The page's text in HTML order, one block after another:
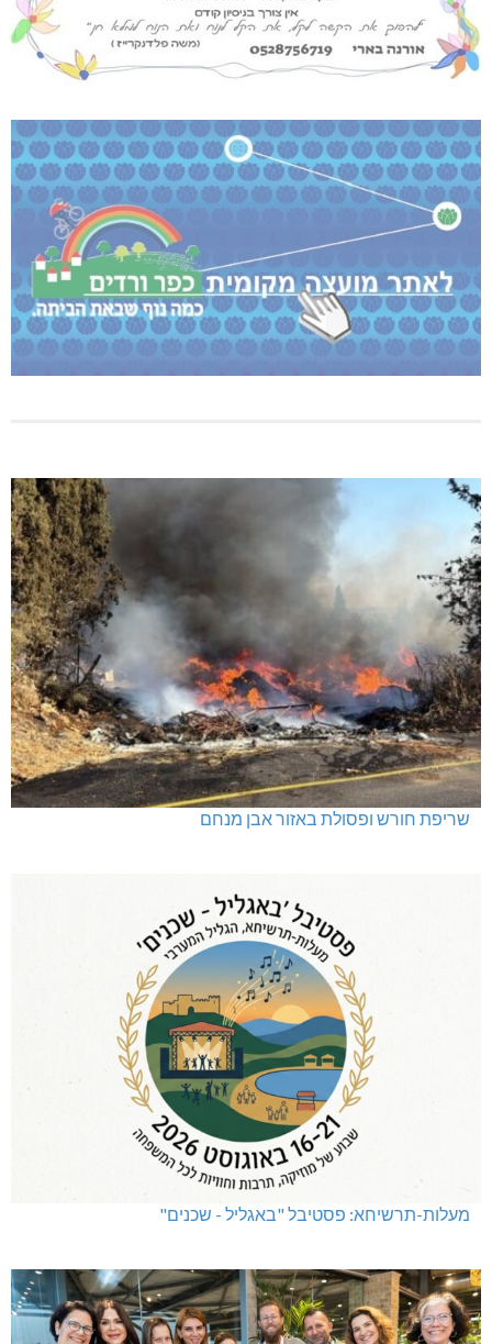
שריפת חורש ופסולת באזור אבן מנחם
מעלות-תרשיחא: פסטיבל "באגליל - שכנים"